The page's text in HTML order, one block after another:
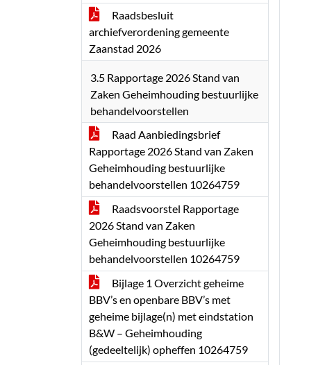
Raadsbesluit
archiefverordening gemeente
Zaanstad 2026
3.5 Rapportage 2026 Stand van
Zaken Geheimhouding bestuurlijke
behandelvoorstellen
Raad Aanbiedingsbrief
Rapportage 2026 Stand van Zaken
Geheimhouding bestuurlijke
behandelvoorstellen 10264759
Raadsvoorstel Rapportage
2026 Stand van Zaken
Geheimhouding bestuurlijke
behandelvoorstellen 10264759
Bijlage 1 Overzicht geheime
BBV’s en openbare BBV’s met
geheime bijlage(n) met eindstation
B&W – Geheimhouding
(gedeeltelijk) opheffen 10264759